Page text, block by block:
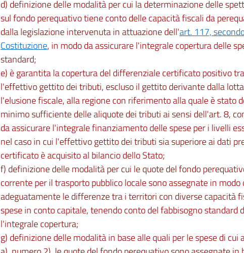
d) definizione delle modalità per cui la determinazione delle
sul fondo perequativo tiene conto delle capacità fiscali da
dalla legislazione intervenuta in attuazione dell'art. 117,
Costituzione, in modo da assicurare l'integrale copertura delle
standard;
e) è garantita la copertura del differenziale certificato positivo
l'effettivo gettito dei tributi, escluso il gettito derivante dalla
l'elusione fiscale, alla regione con riferimento alla quale è stato
minimo sufficiente delle aliquote dei tributi ai sensi dell'art. 8,
da assicurare l'integrale finanziamento delle spese per i livelli
nel caso in cui l'effettivo gettito dei tributi sia superiore ai dati
certificato è acquisito al bilancio dello Stato;
f) definizione delle modalità per cui le quote del fondo
corrente per il trasporto pubblico locale sono assegnate in modo
adeguatamente le differenze tra i territori con diverse capacità
spese in conto capitale, tenendo conto del fabbisogno standard
l'integrale copertura;
g) definizione delle modalità in base alle quali per le spese di